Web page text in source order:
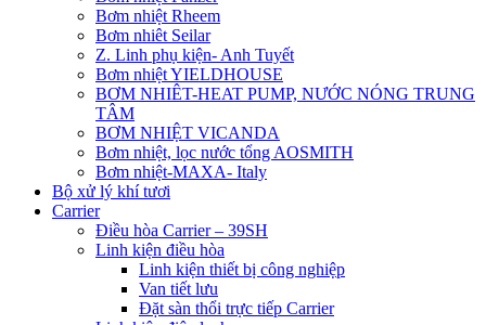
Bơm nhiệt Rheem
Bơm nhiêt Seilar
Z. Linh phụ kiện- Anh Tuyết
Bơm nhiệt YIELDHOUSE
BƠM NHIÊT-HEAT PUMP, NƯỚC NÓNG TRUNG
TÂM
BƠM NHIỆT VICANDA
Bơm nhiệt, lọc nước tổng AOSMITH
Bơm nhiệt-MAXA- Italy
Bộ xử lý khí tươi
Carrier
Điều hòa Carrier – 39SH
Linh kiện điều hòa
Linh kiện thiết bị công nghiệp
Van tiết lưu
Đặt sàn thổi trực tiếp Carrier